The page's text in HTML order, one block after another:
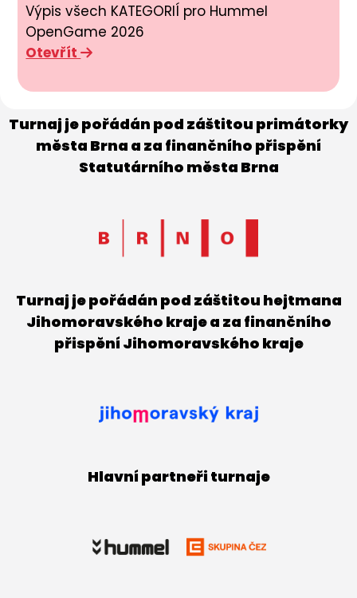
Výpis všech KATEGORIÍ pro Hummel
OpenGame 2026
Otevřít
Turnaj je pořádán pod záštitou primátorky
města Brna a za finančního přispění
Statutárního města Brna
Turnaj je pořádán pod záštitou hejtmana
Jihomoravského kraje a za finančního
přispění Jihomoravského kraje
Hlavní partneři turnaje